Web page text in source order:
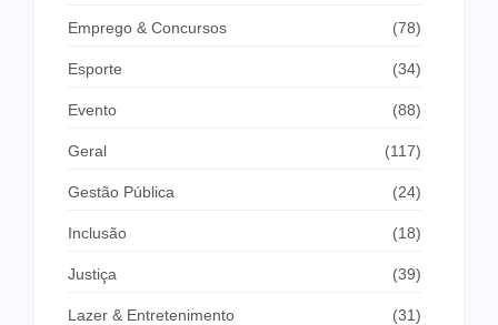
Emprego & Concursos (78)
Esporte (34)
Evento (88)
Geral (117)
Gestão Pública (24)
Inclusão (18)
Justiça (39)
Lazer & Entretenimento (31)